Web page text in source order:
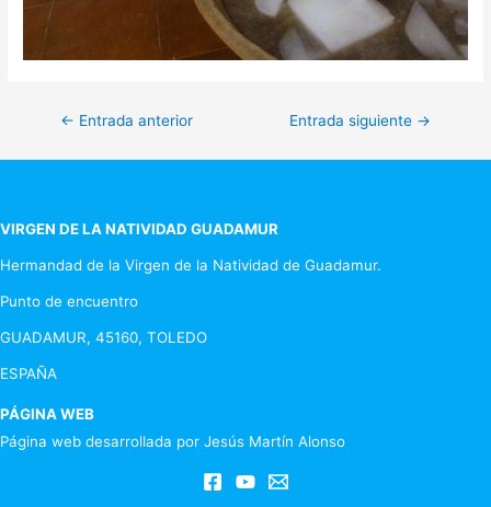
Navegación
de
← Entrada anterior Entrada siguiente →
VIRGEN DE LA NATIVIDAD GUADAMUR
Hermandad de la Virgen de la Natividad de Guadamur.
Punto de encuentro
GUADAMUR, 45160, TOLEDO
ESPAÑA
PÁGINA WEB
Página web desarrollada por Jesús Martín Alonso